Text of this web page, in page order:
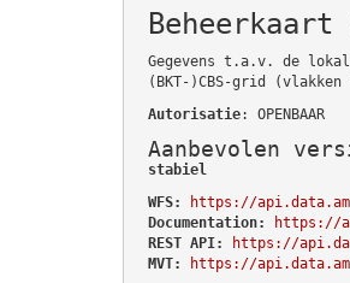
Beheerkaart
Gegevens t.a.v. de
(BKT-)CBS-grid (vlakken
Autorisatie: OPENBAAR
Aanbevolen
stabiel
WFS:
https://
Documentation:
https://
REST API:
https://
MVT:
https://